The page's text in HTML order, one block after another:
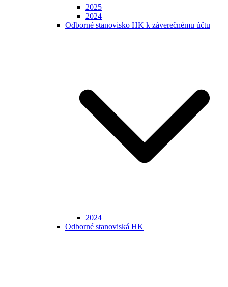
2025
2024
Odborné stanovisko HK k záverečnému účtu
2024
Odborné stanoviská HK